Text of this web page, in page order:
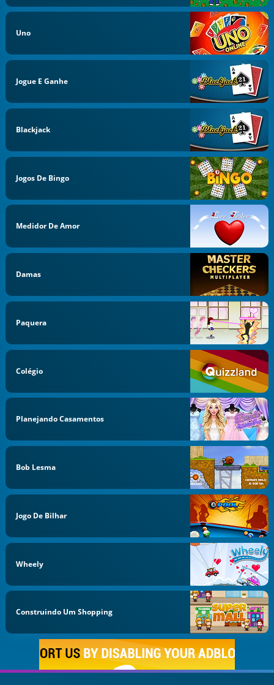
Uno
Jogue E Ganhe
Blackjack
Jogos De Bingo
Medidor De Amor
Damas
Paquera
Colégio
Planejando Casamentos
Bob Lesma
Jogo De Bilhar
Wheely
Construindo Um Shopping